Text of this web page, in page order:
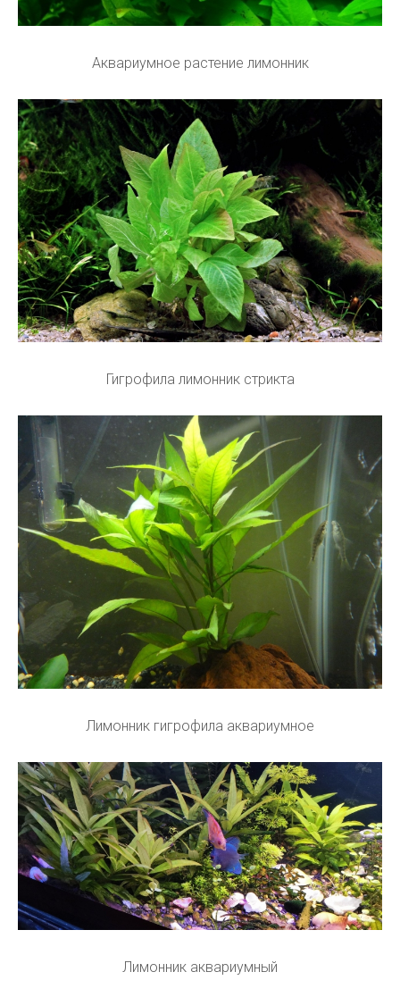
Аквариумное растение лимонник
Гигрофила лимонник стрикта
Лимонник гигрофила аквариумное
Лимонник аквариумный